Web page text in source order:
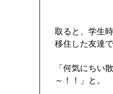
取ると、学生
移住した友達
「何気にちい
～！！」と。